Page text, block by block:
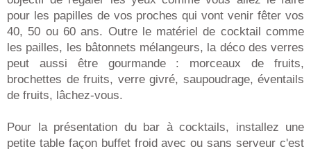
pour les papilles de vos proches qui vont venir fêter vos
40, 50 ou 60 ans. Outre le matériel de cocktail comme
les pailles, les bâtonnets mélangeurs, la déco des verres
peut aussi être gourmande : morceaux de fruits,
brochettes de fruits, verre givré, saupoudrage, éventails
de fruits, lâchez-vous.
Pour la présentation du bar à cocktails, installez une
petite table façon buffet froid avec ou sans serveur c'est